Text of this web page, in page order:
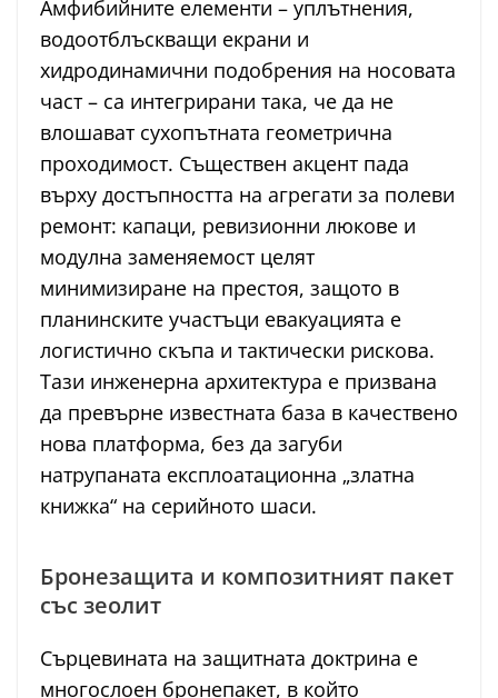
Амфибийните елементи – уплътнения,
водоотблъскващи екрани и
хидродинамични подобрения на носовата
част – са интегрирани така, че да не
влошават сухопътната геометрична
проходимост. Съществен акцент пада
върху достъпността на агрегати за полеви
ремонт: капаци, ревизионни люкове и
модулна заменяемост целят
минимизиране на престоя, защото в
планинските участъци евакуацията е
логистично скъпа и тактически рискова.
Тази инженерна архитектура е призвана
да превърне известната база в качествено
нова платформа, без да загуби
натрупаната експлоатационна „златна
книжка“ на серийното шаси.
Бронезащита и композитният пакет
със зеолит
Сърцевината на защитната доктрина е
многослоен бронепакет, в който